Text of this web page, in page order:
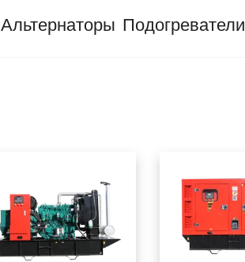
Альтернаторы Подогреватели